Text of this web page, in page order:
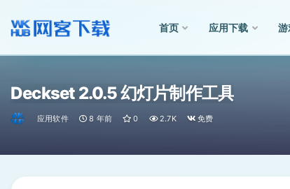
首页 应用下载 游
Deckset 2.0.5 幻灯片制作工具
应用软件 8 年前 0 2.7K 免费